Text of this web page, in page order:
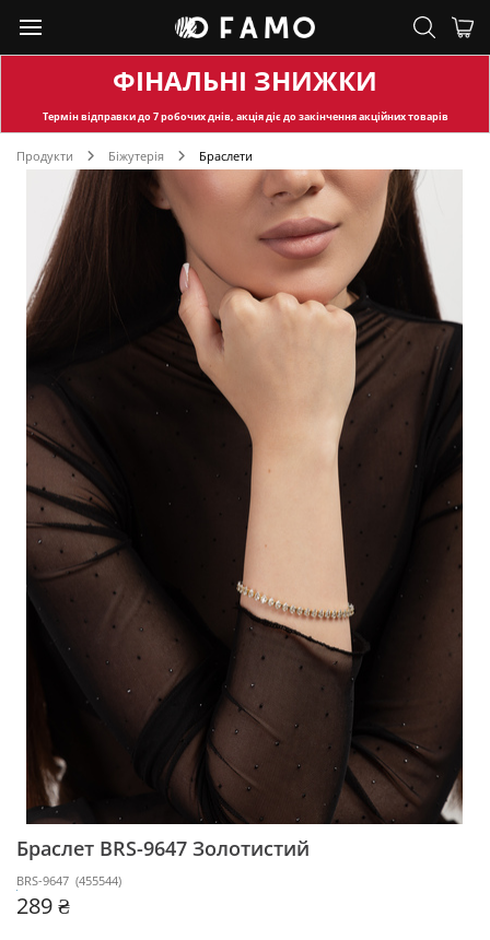
ФІНАЛЬНІ ЗНИЖКИ
Термін відправкидо 7 робочих днів, акція діє до закінчення акційних товарів
Продукти Біжутерія Браслети
Браслет BRS-9647 Золотистий
BRS-9647 (455544)
289 ₴